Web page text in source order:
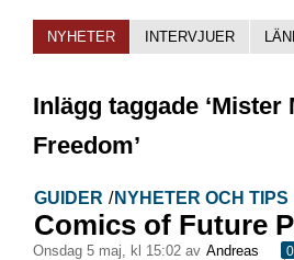
NYHETER INTERVJUER
Inlägg taggade
Freedom’
GUIDER / NYHETER OCH TIPS
Comics of Future
onsdag 5 maj, kl 15:02 av Andreas 0